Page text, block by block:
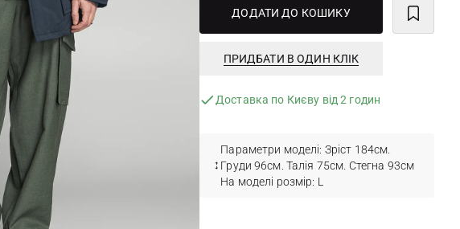
ДОДАТИ ДО КОШИКУ
ПРИДБАТИ В ОДИН КЛІК
Доставка по Києву від 2 годин
Параметри моделі: Зріст 184см.
Груди 96см. Талія 75см. Стегна 93см
На моделі розмір: L